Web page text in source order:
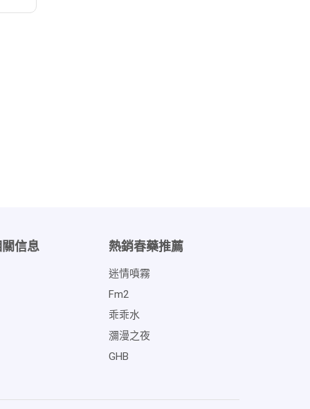
信息 熱銷春藥推薦
迷情噴霧
Fm2
乖乖水
瀰漫之夜
GHB